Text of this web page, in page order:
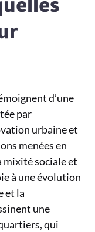
d’une
par
urbaine et
menées en
mixité sociale et
à une évolution
et la
une
qui